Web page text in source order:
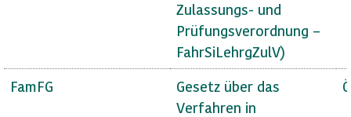
Zulassungs- und
Prüfungsverordnung –
FahrSiLehrgZulV)
FamFG
Gesetz über das
Verfahren in